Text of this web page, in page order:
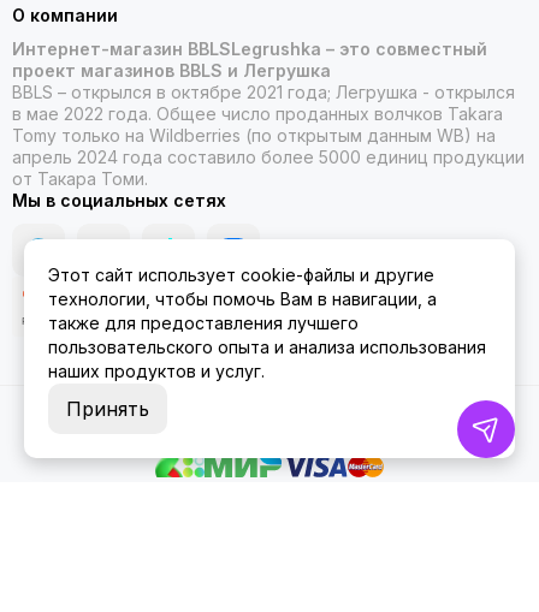
О компании
Интернет-магазин BBLSLegrushka – это совместный
проект магазинов BBLS и Легрушка
BBLS – открылся в октябре 2021 года; Легрушка - открылся
в мае 2022 года. Общее число проданных волчков Takara
Tomy только на Wildberries (по открытым данным WB) на
апрель 2024 года составило более 5000 единиц продукции
от Такара Томи.
Мы в социальных сетях
2026 © ББЛСЛегрушка.
Этот сайт использует cookie-файлы и другие
технологии, чтобы помочь Вам в навигации, а
также для предоставления лучшего
пользовательского опыта и анализа использования
наших продуктов и услуг.
Принять